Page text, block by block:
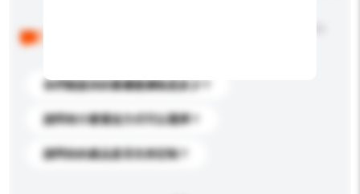
你們能提供的最優惠價格是多少？
請問有什麼運送方式可以選擇？
請問你的產品是否支持定制？